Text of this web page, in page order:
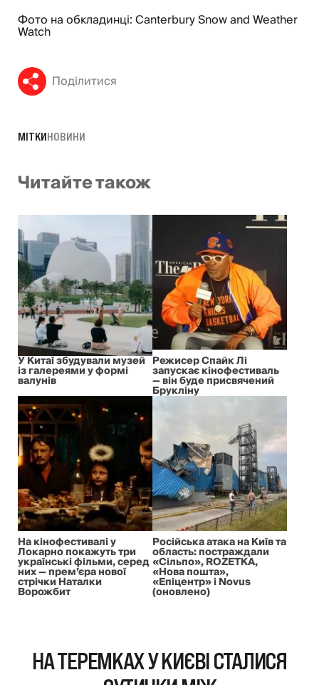
Фото на обкладинці: Canterbury Snow and Weather
Watch
Поділитися
МІТКИНОВИНИ
Читайте також
У Китаї збудували музей
із галереями у формі
валунів
Режисер Спайк Лі
запускає кінофестиваль
— він буде присвячений
Брукліну
На кінофестивалі у
Локарно покажуть три
українські фільми, серед
них — прем’єра нової
стрічки Наталки
Ворожбит
Російська атака на Київ та
область: постраждали
«Сільпо», ROZETKA,
«Нова пошта»,
«Епіцентр» і Novus
(оновлено)
НА ТЕРЕМКАХ У КИЄВІ СТАЛИСЯ